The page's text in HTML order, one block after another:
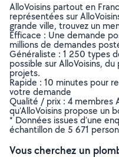
AlloVoisins partout en
représentées sur
grande ville, trouvez un
Efficace : Une demande
millions de demandes
Généraliste : 1 250 types
possible sur AlloVoisins,
projets.
Rapide : 10 minutes pour
votre demande
Qualité / prix : 4 membres
qu’AlloVoisins propose un
* Données issues d’une
échantillon de 5 671
Vous cherchez un